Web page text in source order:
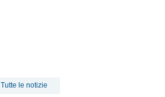
Tutte le notizie